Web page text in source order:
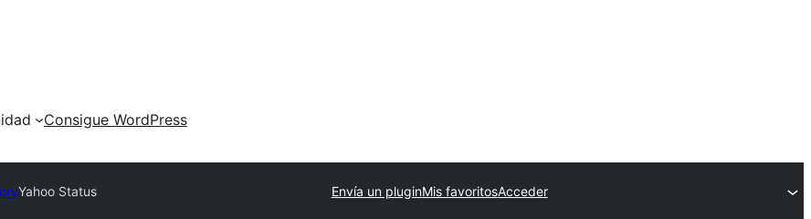
Consigue WordPress
Yahoo Status Envía un pluginMis favoritosAcceder